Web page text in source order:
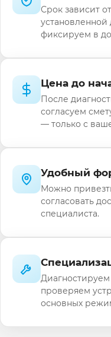
Срок зависит
установленной
фиксируем в
Цена до
После
согласуем
— только с
Удобный
Можно
согласовать
специалиста.
Диагностируем
проверяем
основных